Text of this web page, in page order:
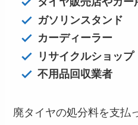
ガソリンスタンド
カーディーラー
リサイクルショップ
不用品回収業者
廃タイヤの処分料を支払